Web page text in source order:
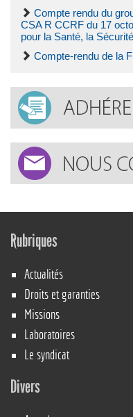
Compte rendu du
CSA R CCRF du 17
pour la Santé, la
Compte-rendu de la
Rubriques
Actualités
Droits et garanties
Missions
Laboratoires
Le syndicat
Divers